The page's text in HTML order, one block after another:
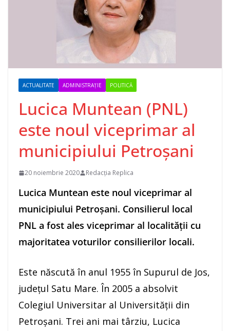
ACTUALITATE ADMINISTRAȚIE POLITICĂ
Lucica Muntean (PNL)
este noul viceprimar al
municipiului Petroșani
20 noiembrie 2020 Redacția Replica
Lucica Muntean este noul viceprimar al
municipiului Petroșani. Consilierul local
PNL a fost ales viceprimar al localității cu
majoritatea voturilor consilierilor locali.
Este născută în anul 1955 în Supurul de Jos,
județul Satu Mare. În 2005 a absolvit
Colegiul Universitar al Universității din
Petroșani. Trei ani mai târziu, Lucica